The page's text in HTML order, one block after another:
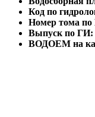
Код по
Номер тома
Выпуск по ГИ:
ВОДОЕМ на